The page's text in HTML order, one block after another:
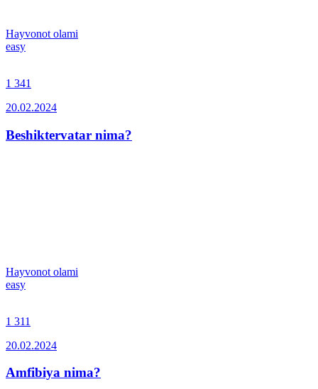
Hayvonot olami
easy
1 341
20.02.2024
Beshiktervatar nima?
Hayvonot olami
easy
1 311
20.02.2024
Amfibiya nima?